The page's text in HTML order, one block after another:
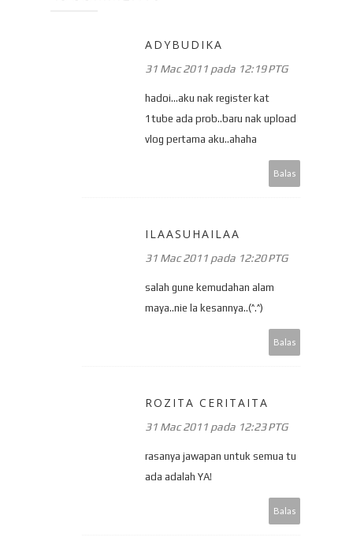
ADYBUDIKA
31 Mac 2011 pada 12:19 PTG
hadoi...aku nak register kat
1tube ada prob..baru nak upload
vlog pertama aku..ahaha
Balas
ILAASUHAILAA
31 Mac 2011 pada 12:20 PTG
salah gune kemudahan alam
maya..nie la kesannya..(^.^)
Balas
ROZITA CERITAITA
31 Mac 2011 pada 12:23 PTG
rasanya jawapan untuk semua tu
ada adalah YA!
Balas